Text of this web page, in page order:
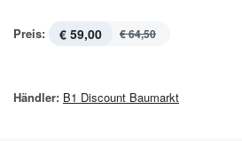
Preis: € 59,00 € 64,50
Händler: B1 Discount Baumarkt